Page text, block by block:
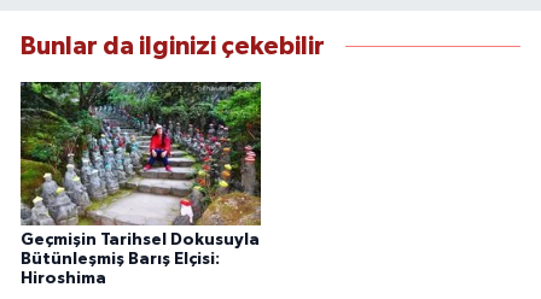
Bunlar da ilginizi çekebilir
Geçmişin Tarihsel Dokusuyla
Bütünleşmiş Barış Elçisi:
Hiroshima